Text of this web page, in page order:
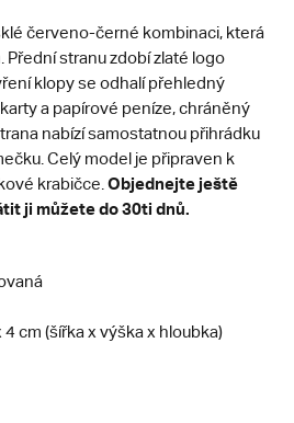
červeno-černé kombinaci, která
Přední stranu zdobí zlaté logo
klopy se odhalí přehledný
a papírové peníze, chráněný
nabízí samostatnou přihrádku
Celý model je připraven k
krabičce. Objednejte ještě
ji můžete do 30ti dnů.
4 cm (šířka x výška x hloubka)